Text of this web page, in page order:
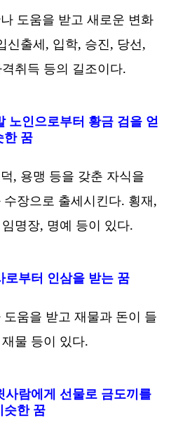
도움을 받고 새로운 변화
신출세, 입학, 승진, 당선,
취득 등의 길조이다.
노인으로부터 황금 검을 얻
한 꿈
, 용맹 등을 갖춘 자식을
장으로 출세시킨다. 횡재,
명장, 명예 등이 있다.
로부터 인삼을 받는 꿈
움을 받고 재물과 돈이 들
물 등이 있다.
사람에게 선물로 금도끼를
슷한 꿈